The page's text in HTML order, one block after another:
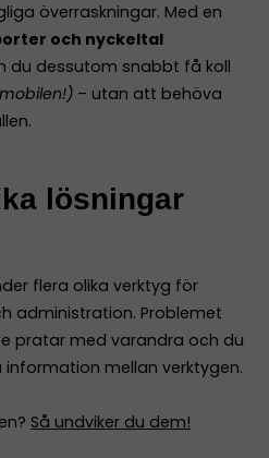
överraskningar. Med en
och nyckeltal
du dessutom snabbt få koll
– utan att behöva
lösningar
flera olika verktyg för
administration. Problemet
pratar med varandra och du
mellan verktygen.
Så undviker du dem!